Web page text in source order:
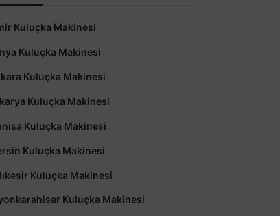
Kuluçka Makinesi
Kuluçka Makinesi
Kuluçka Makinesi
Kuluçka Makinesi
Kuluçka Makinesi
Kuluçka Makinesi
Kuluçka Makinesi
Kuluçka Makinesi